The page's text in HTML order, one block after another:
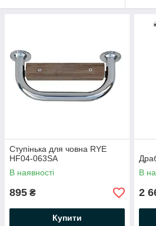
Ступінька для човна RYE
HF04-063SA
В наявності
895 ₴
Купити
В
2